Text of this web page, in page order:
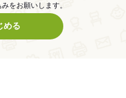
をお願いします。
める